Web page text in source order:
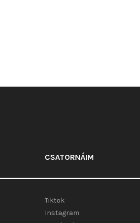
CSATORNÁIM
Tiktok
Instagram